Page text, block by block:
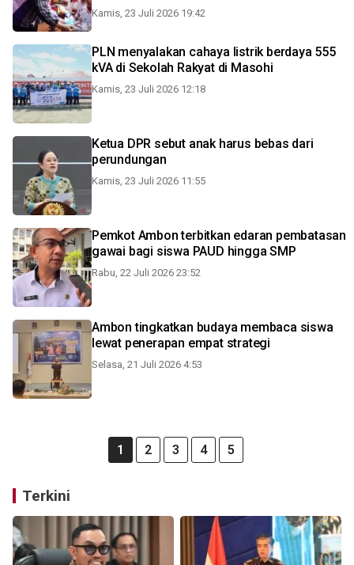
Kamis, 23 Juli 2026 19:42
PLN menyalakan cahaya listrik berdaya 555
kVA di Sekolah Rakyat di Masohi
Kamis, 23 Juli 2026 12:18
Ketua DPR sebut anak harus bebas dari
perundungan
Kamis, 23 Juli 2026 11:55
Pemkot Ambon terbitkan edaran pembatasan
gawai bagi siswa PAUD hingga SMP
Rabu, 22 Juli 2026 23:52
Ambon tingkatkan budaya membaca siswa
lewat penerapan empat strategi
Selasa, 21 Juli 2026 4:53
1 2 3 4 5
Terkini